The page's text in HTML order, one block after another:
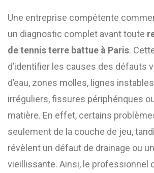
Une entreprise compétente
un diagnostic complet avant toute
de tennis terre battue à Paris.
d’identifier les causes des défauts
d’eau, zones molles, lignes
irréguliers, fissures périphériques
matière. En effet, certains
seulement de la couche de jeu,
révèlent un défaut de drainage ou
vieillissante. Ainsi, le professionnel